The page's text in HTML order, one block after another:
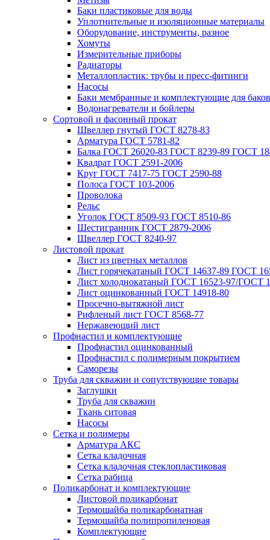
Баки пластиковые для воды
Уплотнительные и изоляционные материалы
Оборудование, инструменты, разное
Хомуты
Измерительные приборы
Радиаторы
Металлопластик: трубы и пресс-фитинги
Насосы
Баки мембранные и комплектующие для баков
Водонагреватели и бойлеры
Сортовой и фасонный прокат
Швеллер гнутый ГОСТ 8278-83
Арматура ГОСТ 5781-82
Балка ГОСТ 26020-83 ГОСТ 8239-89 ГОСТ
Квадрат ГОСТ 2591-2006
Круг ГОСТ 7417-75 ГОСТ 2590-88
Полоса ГОСТ 103-2006
Проволока
Рельс
Уголок ГОСТ 8509-93 ГОСТ 8510-86
Шестигранник ГОСТ 2879-2006
Швеллер ГОСТ 8240-97
Листовой прокат
Лист из цветных металлов
Лист горячекатаный ГОСТ 14637-89 ГОСТ
Лист холоднокатаный ГОСТ 16523-97/ГОСТ
Лист оцинкованный ГОСТ 14918-80
Просечно-вытяжной лист
Рифленый лист ГОСТ 8568-77
Нержавеющий лист
Профнастил и комплектующие
Профнастил оцинкованный
Профнастил с полимерным покрытием
Саморезы
Труба для скважин и сопутствующие товары
Заглушки
Труба для скважин
Ткань ситовая
Насосы
Сетка и полимеры
Арматура АКС
Сетка кладочная
Сетка кладочная стеклопластиковая
Сетка рабица
Поликарбонат и комплектующие
Листовой поликарбонат
Термошайба поликарбонатная
Термошайба полипропиленовая
Комплектующие